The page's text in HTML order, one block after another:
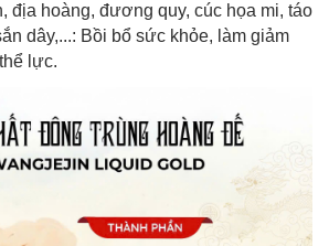
địa hoàng, đương quy, cúc họa mi, táo
dây,...: Bồi bổ sức khỏe, làm giảm
lực.